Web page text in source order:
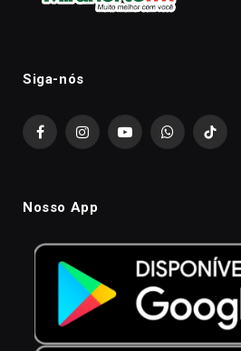
Siga-nós
FacebookInstagramYouTubeWhatsAppTikTok
Nosso App